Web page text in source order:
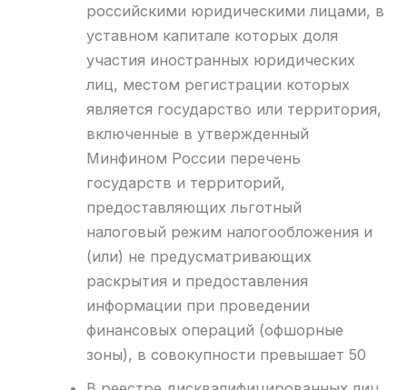
российскими юридическими лицами, в
уставном капитале которых доля
участия иностранных юридических
лиц, местом регистрации которых
является государство или территория,
включенные в утвержденный
Минфином России перечень
государств и территорий,
предоставляющих льготный
налоговый режим налогообложения и
(или) не предусматривающих
раскрытия и предоставления
информации при проведении
финансовых операций (офшорные
зоны), в совокупности превышает 50